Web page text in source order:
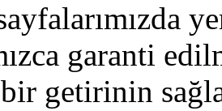
garanti
bir getirinin